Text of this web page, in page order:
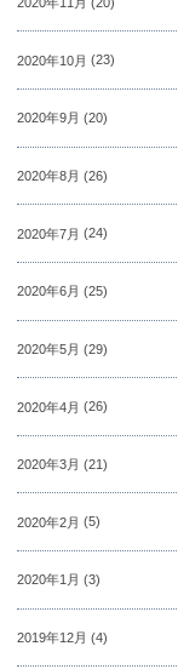
2020年10月 (23)
2020年9月 (20)
2020年8月 (26)
2020年7月 (24)
2020年6月 (25)
2020年5月 (29)
2020年4月 (26)
2020年3月 (21)
2020年2月 (5)
2020年1月 (3)
2019年12月 (4)